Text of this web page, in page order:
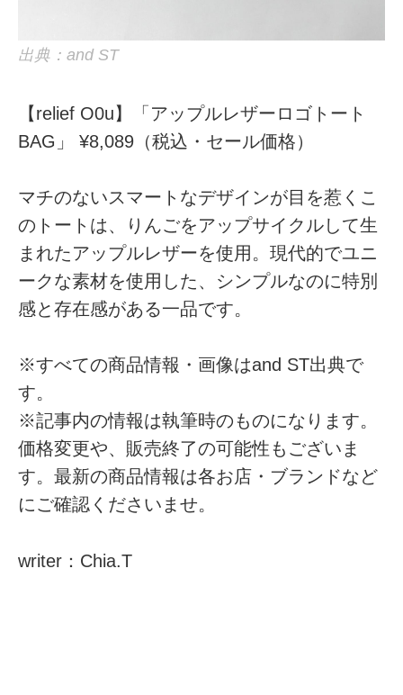
出典：and ST
【relief O0u】「アップルレザーロゴトート
BAG」 ¥8,089（税込・セール価格）
マチのないスマートなデザインが目を惹くこ
のトートは、りんごをアップサイクルして生
まれたアップルレザーを使用。現代的でユニ
ークな素材を使用した、シンプルなのに特別
感と存在感がある一品です。
※すべての商品情報・画像はand ST出典で
す。
※記事内の情報は執筆時のものになります。
価格変更や、販売終了の可能性もございま
す。最新の商品情報は各お店・ブランドなど
にご確認くださいませ。
writer：Chia.T